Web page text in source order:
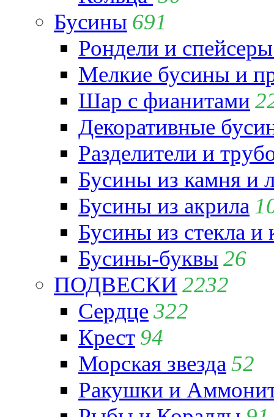
Бусины 691
Рондели и
Мелкие бусины и
Шар с фианитами
Декоративные
Разделители и
Бусины из камня и
Бусины из акрила
Бусины из стекла и
Бусины-буквы 26
ПОДВЕСКИ 2232
Сердце322
Крест 94
Морская звезда 52
Ракушки и